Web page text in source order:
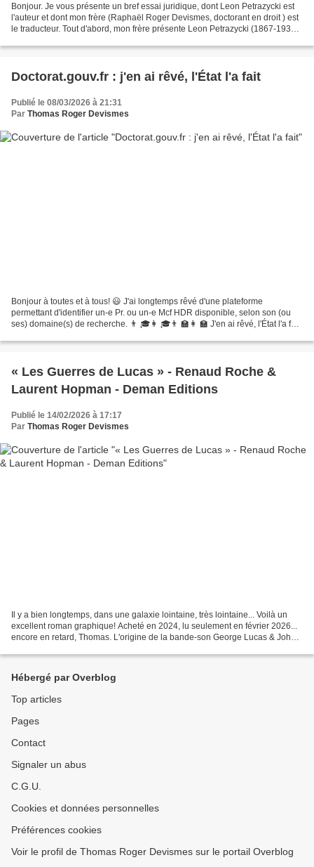
Bonjour. Je vous présente un bref essai juridique, dont Leon Petrazycki est
l'auteur et dont mon frère (Raphaël Roger Devismes, doctorant en droit ) est
le traducteur. Tout d'abord, mon frère présente Leon Petrazycki (1867-1931)
Doctorat.gouv.fr : j'en ai rêvé, l'État l'a fait
Publié le 08/03/2026 à 21:31
Par Thomas Roger Devismes
Bonjour à toutes et à tous! 😃 J'ai longtemps rêvé d'une plateforme
permettant d'identifier un-e Pr. ou un-e Mcf HDR disponible, selon son (ou
ses) domaine(s) de recherche. 👨 🎓👩 🎓👨 🏫👩 🏫 J'en ai rêvé, l'État l'a fait.
« Les Guerres de Lucas » - Renaud Roche &
Laurent Hopman - Deman Editions
Publié le 14/02/2026 à 17:17
Par Thomas Roger Devismes
Il y a bien longtemps, dans une galaxie lointaine, très lointaine... Voilà un
excellent roman graphique! Acheté en 2024, lu seulement en février 2026...
encore en retard, Thomas. L'origine de la bande-son George Lucas & John
Hébergé par Overblog
Top articles
Pages
Contact
Signaler un abus
C.G.U.
Cookies et données personnelles
Préférences cookies
Voir le profil de Thomas Roger Devismes sur le portail Overblog